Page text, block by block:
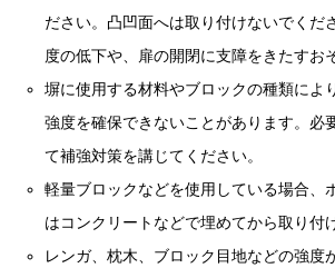
ださい。凸凹面へは取り付けないでくだ
度の低下や、扉の開閉に支障をきたすお
塀に使用する材料やブロックの種類によ
強度を確保できないことがあります。必
て補強対策を講じてください。
軽量ブロックなどを使用している場合、
はコンクリートなどで埋めてから取り付
レンガ、枕木、ブロック目地などの強度